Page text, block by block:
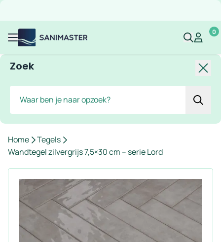
MenuSanimaster MijnMijn
0
Zoek
Home
Tegels
Wandtegel zilvergrijs 7,5×30 cm – serie Lord